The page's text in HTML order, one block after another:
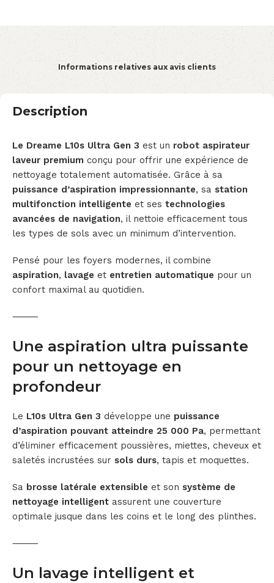
Informations relatives aux avis clients
Description
Le Dreame L10s Ultra Gen 3 est un robot aspirateur
laveur premium conçu pour offrir une expérience de
nettoyage totalement automatisée. Grâce à sa
puissance d’aspiration impressionnante, sa station
multifonction intelligente et ses technologies
avancées de navigation, il nettoie efficacement tous
les types de sols avec un minimum d’intervention.
Pensé pour les foyers modernes, il combine
aspiration, lavage et entretien automatique pour un
confort maximal au quotidien.
⸻
Une aspiration ultra puissante
pour un nettoyage en
profondeur
Le L10s Ultra Gen 3 développe une puissance
d’aspiration pouvant atteindre 25 000 Pa, permettant
d’éliminer efficacement poussières, miettes, cheveux et
saletés incrustées sur sols durs, tapis et moquettes.
Sa brosse latérale extensible et son système de
nettoyage intelligent assurent une couverture
optimale jusque dans les coins et le long des plinthes.
⸻
Un lavage intelligent et